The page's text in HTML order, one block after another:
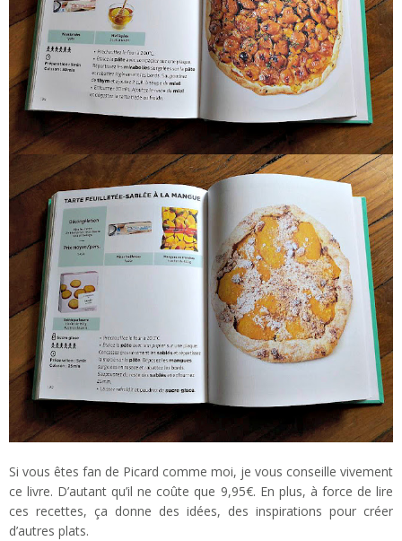
Si vous êtes fan de Picard comme moi, je vous conseille vivement
ce livre. D’autant qu’il ne coûte que 9,95€. En plus, à force de lire
ces recettes, ça donne des idées, des inspirations pour créer
d’autres plats.